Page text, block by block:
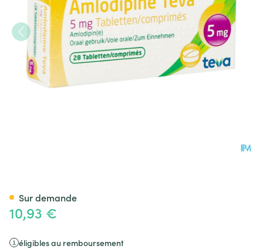
10,93 €
éligibles au remboursement
Sur demande